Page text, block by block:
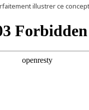
illustrer ce